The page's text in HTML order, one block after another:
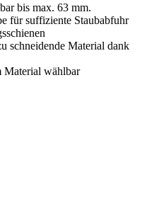
bis max. 63 mm.
für suffiziente Staubabfuhr
schneidende Material dank
Material wählbar